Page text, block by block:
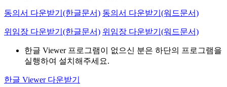
동의서 다운받기(한글문서) 동의서 다운받기(워드문서)
위임장 다운받기(한글문서) 위임장 다운받기(워드문서)
한글 Viewer 프로그램이 없으신 분은 하단의 프로그램을
실행하여 설치해주세요.
한글 Viewer 다운받기